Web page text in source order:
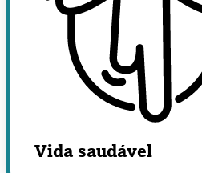
Vida saudável